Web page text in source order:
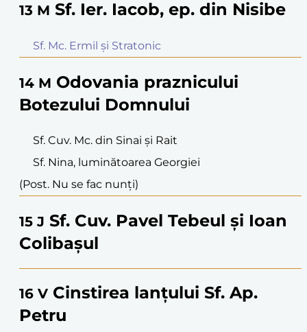
13 M Sf. Ier. Iacob, ep. din Nisibe
Sf. Mc. Ermil și Stratonic
14 M Odovania praznicului
Botezului Domnului
Sf. Cuv. Mc. din Sinai și Rait
Sf. Nina, luminătoarea Georgiei
(Post. Nu se fac nunți)
15 J Sf. Cuv. Pavel Tebeul și Ioan
Colibașul
16 V Cinstirea lanțului Sf. Ap.
Petru